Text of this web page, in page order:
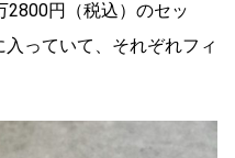
2800円（税込）のセッ
っていて、それぞれフィ